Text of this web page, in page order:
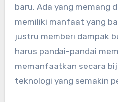
baru. Ada yang memang
memiliki manfaat yang
justru memberi dampak
harus pandai-pandai
memanfaatkan secara
teknologi yang semakin